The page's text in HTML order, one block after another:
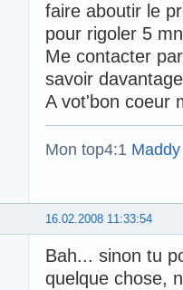
faire aboutir le
pour rigoler 5
Me contacter
savoir
A vot'bon coeur
Mon top4:1
16.02.2008 11:33:54
Bah... sinon tu
quelque chose,